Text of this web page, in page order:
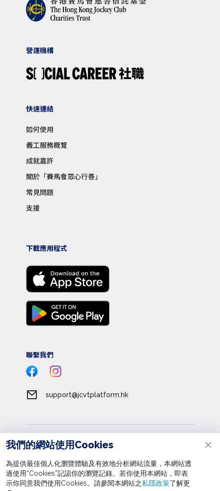
立即報名
營運機構
快速連結
如何使用
義工服務概覽
成就嘉許
關於「賽馬會眾心行善」
常見問題
支援
下載應用程式
聯繫我們
support@jcvtplatform.hk
私隱政策
收集個人資料聲明
我們的網站使用Cookies
為提供最佳個人化瀏覽體驗及有效地分析網站流量，本網站透
過使用“Cookies”記認你的瀏覽記錄。若你使用本網站，即表
示你同意我們使用Cookies。請參閱本網站之私隱政策了解更